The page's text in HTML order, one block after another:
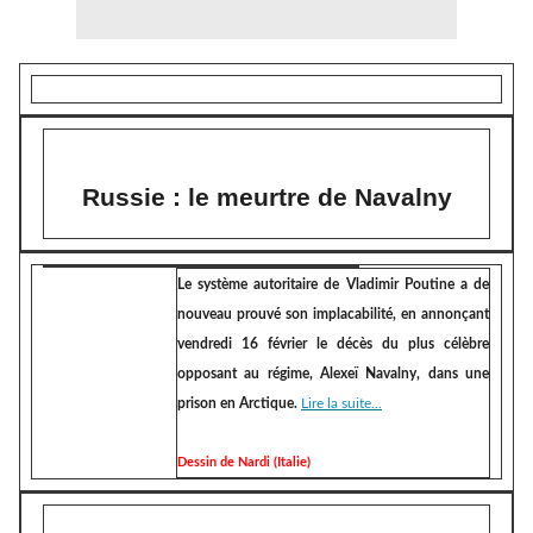
Russie : le meurtre de Navalny
Le système autoritaire de Vladimir Poutine a de
nouveau prouvé son implacabilité, en annonçant
vendredi 16 février le décès du plus célèbre
opposant au régime, Alexeï Navalny, dans une
prison en Arctique. Lire la suite...
Dessin de Nardi (Italie)